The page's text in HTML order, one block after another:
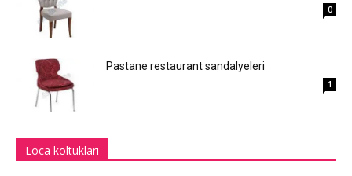
0
Pastane restaurant sandalyeleri
1
Loca koltukları